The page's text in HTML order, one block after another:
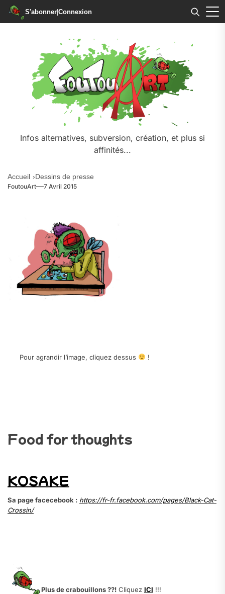
S'abonner|Connexion
Infos alternatives, subversion, création, et plus si
affinités...
Accueil Dessins de presse
FoutouArt 7 Avril 2015
Pour agrandir l’image, cliquez dessus !
Food for thoughts
KOSAKE
Sa page facecebook : https://fr-fr.facebook.com/pages/Black-Cat-
Crossin/
Plus de crabouillons ??! Cliquez ICI !!!